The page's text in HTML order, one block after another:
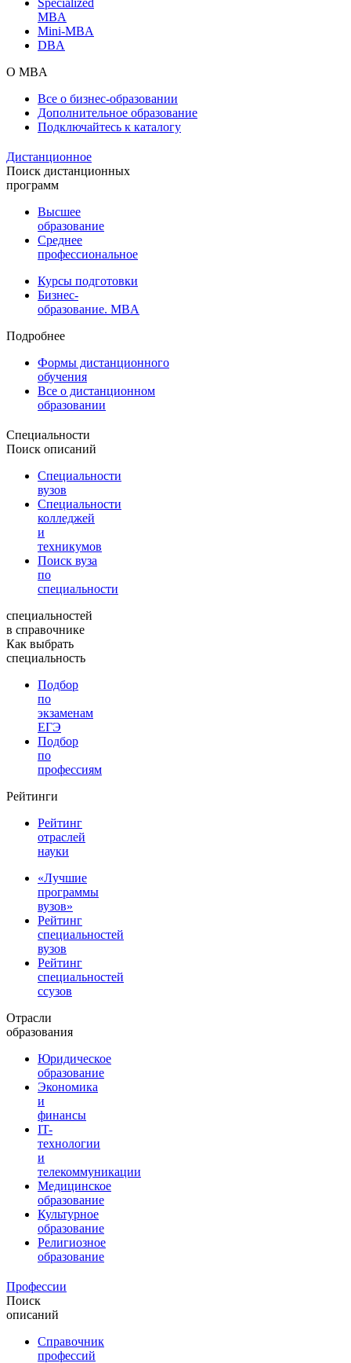
MBA
Mini-MBA
DBA
О MBA
Все о бизнес-образовании
Дополнительное образование
Подключайтесь к каталогу
Дистанционное
Поиск дистанционных
программ
Высшее
образование
Среднее
профессиональное
Курсы подготовки
Бизнес-
образование. MBA
Подробнее
Формы дистанционного
обучения
Все о дистанционном
образовании
Специальности
Поиск описаний
Специальности
вузов
Специальности
колледжей
и
техникумов
Поиск вуза
по
специальности
специальностей
в справочнике
Как выбрать
специальность
Подбор
по
экзаменам
ЕГЭ
Подбор
по
профессиям
Рейтинги
Рейтинг
отраслей
науки
«Лучшие
программы
вузов»
Рейтинг
специальностей
вузов
Рейтинг
специальностей
ссузов
Отрасли
образования
Юридическое
образование
Экономика
и
финансы
IT-
технологии
и
телекоммуникации
Медицинское
образование
Культурное
образование
Религиозное
образование
Профессии
Поиск
описаний
Справочник
профессий